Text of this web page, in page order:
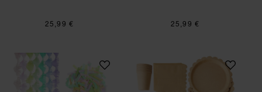
25,99 € 25,99 €
Deko-Set Regenbogen Pastell Party-Set